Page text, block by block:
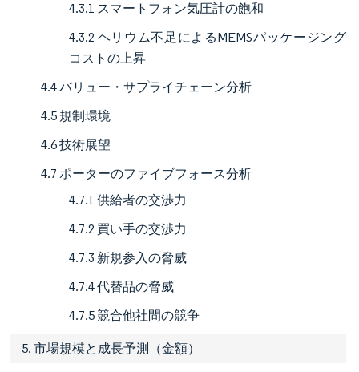
4.3.1 スマートフォン気圧計の飽和
4.3.2 ヘリウム不足によるMEMSパッケージング
コストの上昇
4.4 バリュー・サプライチェーン分析
4.5 規制環境
4.6 技術展望
4.7 ポーターのファイブフォース分析
4.7.1 供給者の交渉力
4.7.2 買い手の交渉力
4.7.3 新規参入の脅威
4.7.4 代替品の脅威
4.7.5 競合他社間の競争
5. 市場規模と成長予測（金額）